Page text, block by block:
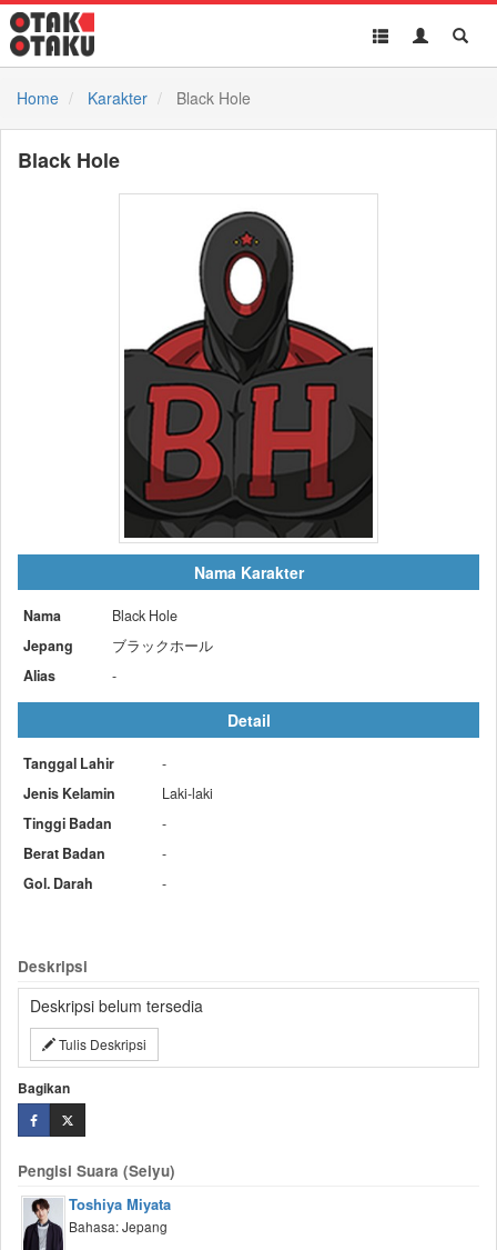
Toggle
Toggle
Home
Karakter Black Hole
Black Hole
Nama Karakter
Nama
Black Hole
Jepang
ブラックホール
Alias
-
Detail
Tanggal Lahir
-
Jenis Kelamin
Laki-laki
Tinggi Badan
-
Berat Badan
-
Gol. Darah
-
Deskripsi
Deskripsi belum tersedia
Tulis Deskripsi
Bagikan
Pengisi Suara (Seiyu)
Toshiya Miyata
Bahasa: Jepang